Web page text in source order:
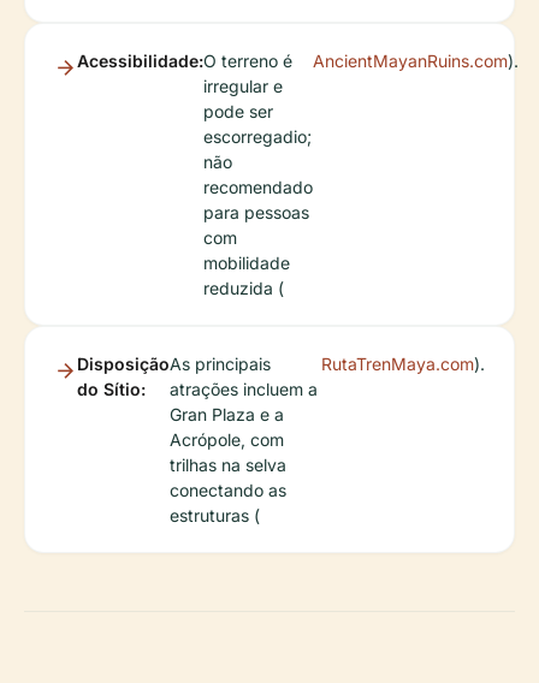
Acessibilidade:O terreno é
irregular e
pode ser
escorregadio;
não
recomendado
para pessoas
com
mobilidade
reduzida (
AncientMayanRuins.com).
Disposição
do Sítio:
As principais
atrações incluem a
Gran Plaza e a
Acrópole, com
trilhas na selva
conectando as
estruturas (
RutaTrenMaya.com).